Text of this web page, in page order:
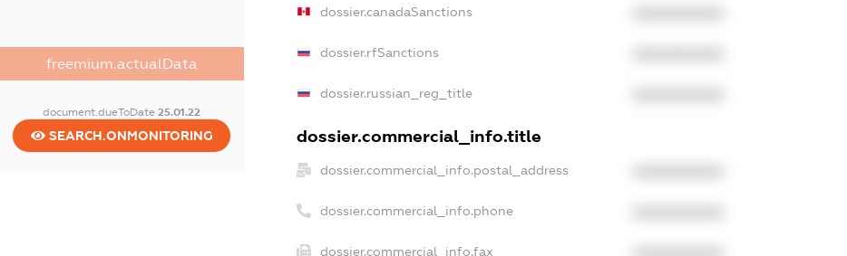
freemium.actualData
document.dueToDate25.01.22
SEARCH.ONMONITORING
dossier.canadaSanctions
dossier.rfSanctions
dossier.russian_reg_title
dossier.commercial_info.title
dossier.commercial_info.postal_address
dossier.commercial_info.phone
dossier.commercial_info.fax